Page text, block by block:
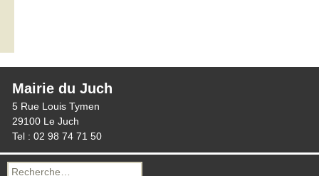
Mairie du Juch
5 Rue Louis Tymen
29100 Le Juch
Tel : 02 98 74 71 50
Recherche